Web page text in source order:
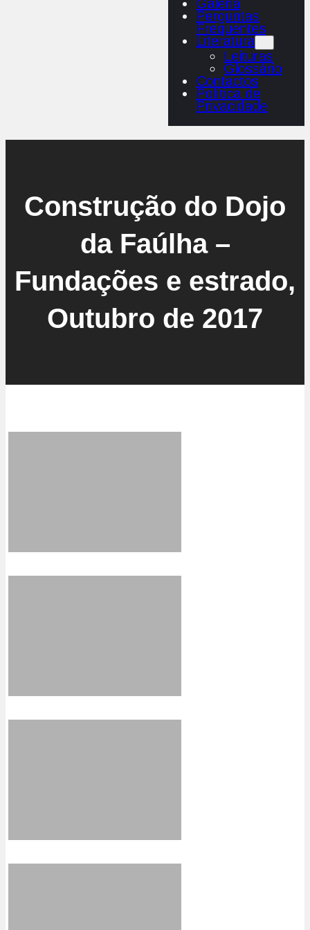
Galeria
Perguntas
Frequentes
Literatura
Leituras
Glossário
Contactos
Política de
Privacidade
Construção do Dojo
da Faúlha –
Fundações e estrado,
Outubro de 2017